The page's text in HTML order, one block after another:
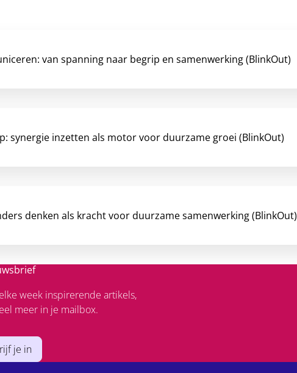
van spanning naar begrip en samenwerking (BlinkOut)
synergie inzetten als motor voor duurzame groei (BlinkOut)
denken als kracht voor duurzame samenwerking (BlinkOut)
week inspirerende artikels,
meer in je mailbox.
je in